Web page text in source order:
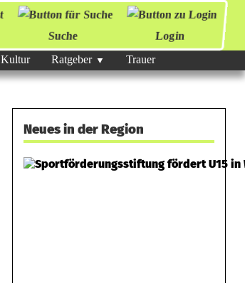
Suche
Login
Kultur Ratgeber Trauer
Neues in der Region